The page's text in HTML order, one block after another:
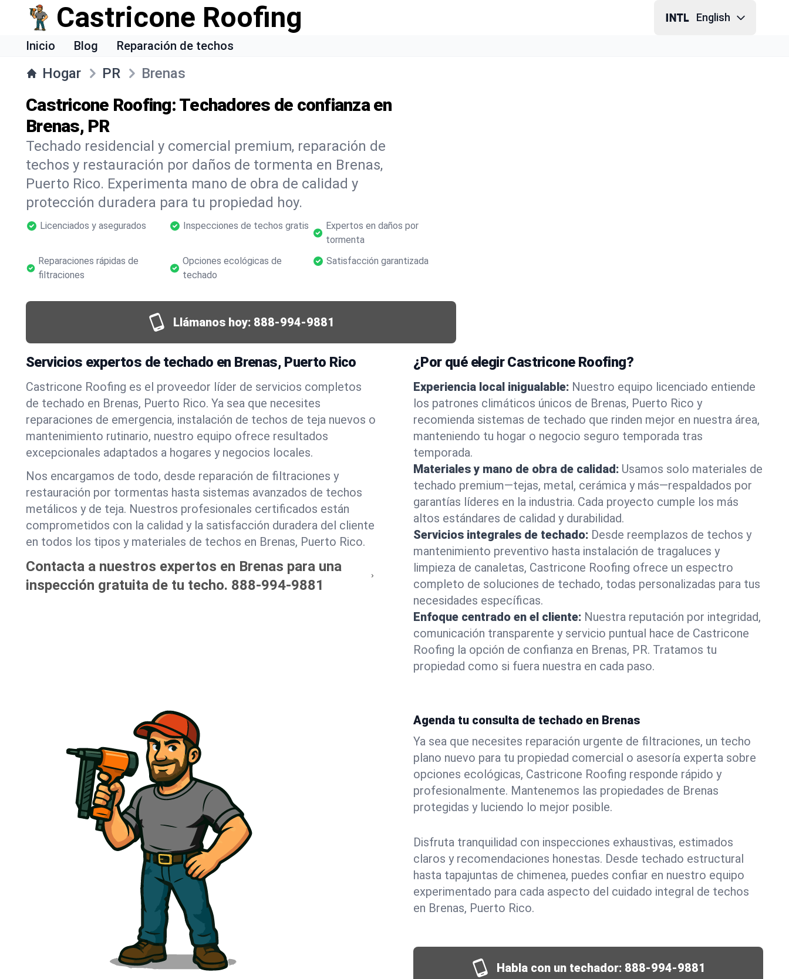
Castricone Roofing English
Inicio Blog Reparación de techos
Hogar PR Brenas
Castricone Roofing: Techadores de confianza en
Brenas, PR
Techado residencial y comercial premium, reparación de
techos y restauración por daños de tormenta en Brenas,
Puerto Rico. Experimenta mano de obra de calidad y
protección duradera para tu propiedad hoy.
Licenciados y asegurados Inspecciones de techos gratis
Expertos en daños por
tormenta
Reparaciones rápidas de
filtraciones
Opciones ecológicas de
techado
Satisfacción garantizada
Llámanos hoy: 888-994-9881
Servicios expertos de techado en Brenas, Puerto Rico
Castricone Roofing es el proveedor líder de servicios completos
de techado en Brenas, Puerto Rico. Ya sea que necesites
reparaciones de emergencia, instalación de techos de teja nuevos o
mantenimiento rutinario, nuestro equipo ofrece resultados
excepcionales adaptados a hogares y negocios locales.
Nos encargamos de todo, desde reparación de filtraciones y
restauración por tormentas hasta sistemas avanzados de techos
metálicos y de teja. Nuestros profesionales certificados están
comprometidos con la calidad y la satisfacción duradera del cliente
en todos los tipos y materiales de techos en Brenas, Puerto Rico.
Contacta a nuestros expertos en Brenas para una
inspección gratuita de tu techo. 888-994-9881
¿Por qué elegir Castricone Roofing?
Experiencia local inigualable: Nuestro equipo licenciado entiende
los patrones climáticos únicos de Brenas, Puerto Rico y
recomienda sistemas de techado que rinden mejor en nuestra área,
manteniendo tu hogar o negocio seguro temporada tras
temporada.
Materiales y mano de obra de calidad: Usamos solo materiales de
techado premium—tejas, metal, cerámica y más—respaldados por
garantías líderes en la industria. Cada proyecto cumple los más
altos estándares de calidad y durabilidad.
Servicios integrales de techado: Desde reemplazos de techos y
mantenimiento preventivo hasta instalación de tragaluces y
limpieza de canaletas, Castricone Roofing ofrece un espectro
completo de soluciones de techado, todas personalizadas para tus
necesidades específicas.
Enfoque centrado en el cliente: Nuestra reputación por integridad,
comunicación transparente y servicio puntual hace de Castricone
Roofing la opción de confianza en Brenas, PR. Tratamos tu
propiedad como si fuera nuestra en cada paso.
Agenda tu consulta de techado en Brenas
Ya sea que necesites reparación urgente de filtraciones, un techo
plano nuevo para tu propiedad comercial o asesoría experta sobre
opciones ecológicas, Castricone Roofing responde rápido y
profesionalmente. Mantenemos las propiedades de Brenas
protegidas y luciendo lo mejor posible.
Disfruta tranquilidad con inspecciones exhaustivas, estimados
claros y recomendaciones honestas. Desde techado estructural
hasta tapajuntas de chimenea, puedes confiar en nuestro equipo
experimentado para cada aspecto del cuidado integral de techos
en Brenas, Puerto Rico.
Habla con un techador: 888-994-9881